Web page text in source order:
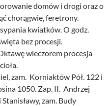
domów i drogi oraz o
chorągwie, feretrony.
kwiatków. O godz.
bez procesji.
wieczorem procesja
zam. Korniaktów Pół. 122 i
1050. Zap. II. Andrzej
zam. Budy